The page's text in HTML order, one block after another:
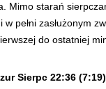
Mimo starań
pełni zasłużonym
do ostatniej
Sierpc 22:36